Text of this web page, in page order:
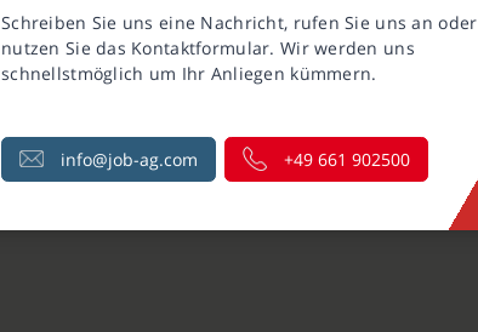
Schreiben Sie uns eine Nachricht, rufen Sie uns an oder
nutzen Sie das Kontaktformular. Wir werden uns
schnellstmöglich um Ihr Anliegen kümmern.
info@job-ag.com +49 661 902500